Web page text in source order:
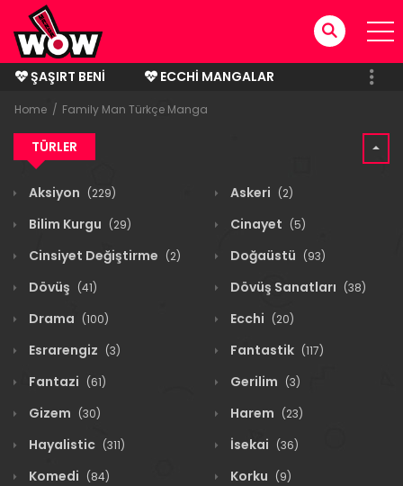
ŞAŞIRT BENI
ECCHI MANGALAR
BITMIŞ MANGALAR
Home Family Man Türkçe Manga
TÜRLER
Aksiyon (229) Askeri (2)
Bilim Kurgu (29) Cinayet (5)
Cinsiyet Değiştirme (2) Doğaüstü (93)
Dövüş (41) Dövüş Sanatları (38)
Drama (100) Ecchi (20)
Esrarengiz (3) Fantastik (117)
Fantazi (61) Gerilim (3)
Gizem (30) Harem (23)
Hayalistic (311) İsekai (36)
Komedi (84) Korku (9)